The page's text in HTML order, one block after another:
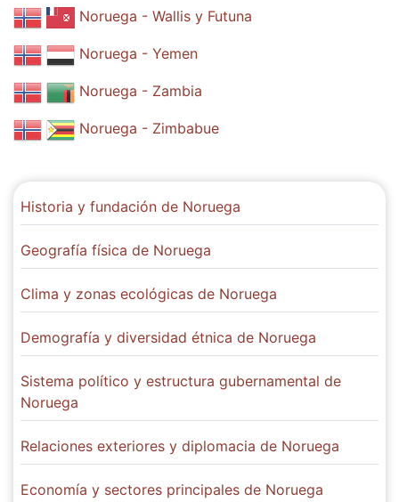
Noruega - Wallis y Futuna
Noruega - Yemen
Noruega - Zambia
Noruega - Zimbabue
Historia y fundación de Noruega
Geografía física de Noruega
Clima y zonas ecológicas de Noruega
Demografía y diversidad étnica de Noruega
Sistema político y estructura gubernamental de
Noruega
Relaciones exteriores y diplomacia de Noruega
Economía y sectores principales de Noruega